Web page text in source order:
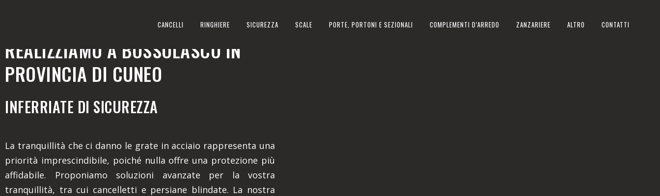
CANCELLI RINGHIERE SICUREZZA SCALE PORTE, PORTONI E SEZIONALI COMPLEMENTI D’ARREDO ZANZARIERE ALTRO CONTATTI
INFERRIATE DI SICUREZZA
REALIZZIAMO A BOSSOLASCO IN
PROVINCIA DI CUNEO
INFERRIATE DI SICUREZZA
La tranquillità che ci danno le grate in acciaio rappresenta una
priorità imprescindibile, poiché nulla offre una protezione più
affidabile. Proponiamo soluzioni avanzate per la vostra
tranquillità, tra cui cancelletti e persiane blindate. La nostra